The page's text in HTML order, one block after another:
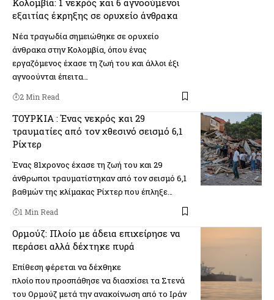
εξαιτίας έκρηξης σε ορυχείο άνθρακα
Νέα τραγωδία σημειώθηκε σε ορυχείο
άνθρακα στην Κολομβία, όπου ένας
εργαζόμενος έχασε τη ζωή του και άλλοι έξι
αγνοούνται έπειτα…
2 Min Read
ΤΟΥΡΚΙΑ : Ένας νεκρός και 29
τραυματίες από τον χθεσινό σεισμό 6,1
Ρίχτερ
Ένας 81χρονος έχασε τη ζωή του και 29
άνθρωποι τραυματίστηκαν από τον σεισμό 6,1
βαθμών της κλίμακας Ρίχτερ που έπληξε…
1 Min Read
Ορμούζ: Πλοίο με άδεια επιχείρησε να
περάσει αλλά δέχτηκε πυρά
Επίθεση φέρεται να δέχθηκε
πλοίο που προσπάθησε να διασχίσει τα Στενά
του Ορμούζ μετά την ανακοίνωση από το Ιράν